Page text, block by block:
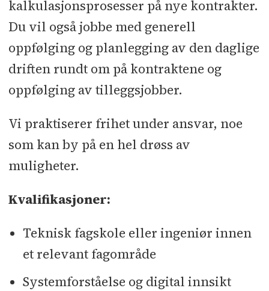
kalkulasjonsprosesser på nye kontrakter.
Du vil også jobbe med generell
oppfølging og planlegging av den daglige
driften rundt om på kontraktene og
oppfølging av tilleggsjobber.
Vi praktiserer frihet under ansvar, noe
som kan by på en hel drøss av
muligheter.
Kvalifikasjoner:
Teknisk fagskole eller ingeniør innen
et relevant fagområde
Systemforståelse og digital innsikt